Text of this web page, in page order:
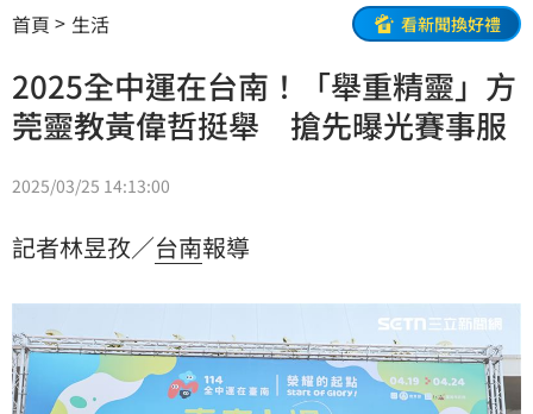
首頁 生活 看新聞換好禮
2025全中運在台南！「舉重精靈」方
莞靈教黃偉哲挺舉 搶先曝光賽事服
2025/03/25 14:13:00
記者林昱孜／台南報導